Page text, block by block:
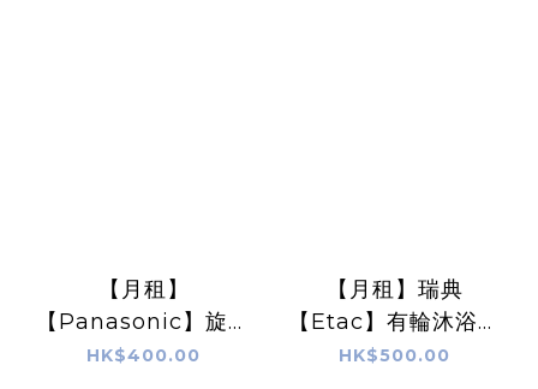
【月租】
【Panasonic】旋轉
式淋浴座椅
HK$400.00
【月租】瑞典
【Etac】有輪沐浴便
椅
HK$500.00